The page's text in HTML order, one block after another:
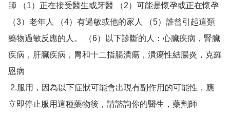
師 （1）正在接受醫生或牙醫 （2）可能是懷孕或正在懷孕
（3）老年人 （4）有過敏或他的家人 （5）誰曾引起這類
藥物過敏反應的人。 （6）以下診斷的人：心臟疾病，腎臟
疾病，肝臟疾病，胃和十二指腸潰瘍，潰瘍性結腸炎，克羅
恩病
立即停止服用這種藥物後，請諮詢你的醫生，藥劑師